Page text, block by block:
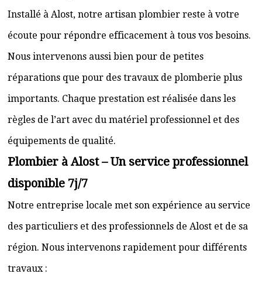
Installé à Alost, notre artisan plombier reste à votre
écoute pour répondre efficacement à tous vos besoins.
Nous intervenons aussi bien pour de petites
réparations que pour des travaux de plomberie plus
importants. Chaque prestation est réalisée dans les
règles de l’art avec du matériel professionnel et des
équipements de qualité.
Plombier à Alost – Un service professionnel
disponible 7j/7
Notre entreprise locale met son expérience au service
des particuliers et des professionnels de Alost et de sa
région. Nous intervenons rapidement pour différents
travaux :